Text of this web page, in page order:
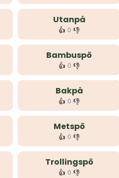
Utanpå
👍 0 👎
Bambuspö
👍 0 👎
Bakpå
👍 0 👎
Metspö
👍 0 👎
Trollingspö
👍 0 👎